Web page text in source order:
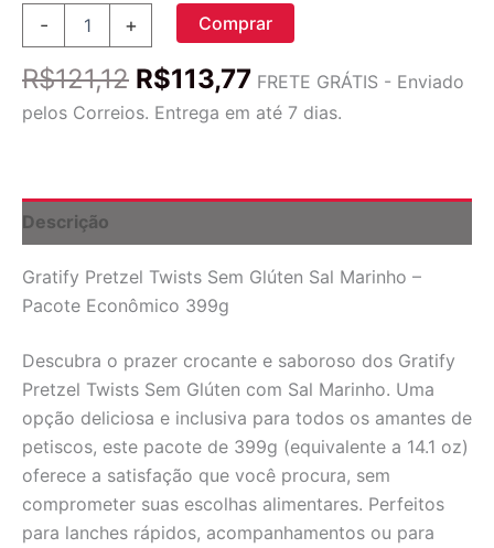
-
Sem
Sal
Econômico
399g
+ Comprar
R$121,12 O
preço
R$121,12.
R$113,77O
preço
R$113,77.
FRETE GRÁTIS - Enviado
pelos Correios. Entrega em até 7 dias.
Descrição
Gratify Pretzel Twists Sem Glúten Sal Marinho –
Pacote Econômico 399g
Descubra o prazer crocante e saboroso dos Gratify
Pretzel Twists Sem Glúten com Sal Marinho. Uma
opção deliciosa e inclusiva para todos os amantes de
petiscos, este pacote de 399g (equivalente a 14.1 oz)
oferece a satisfação que você procura, sem
comprometer suas escolhas alimentares. Perfeitos
para lanches rápidos, acompanhamentos ou para